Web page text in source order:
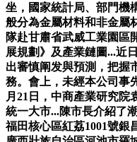
坐，國家統計局、部門機
般分為金屬材料和非金屬
隊赴甘肅省武威工業園區
展規劃》及產業鏈圖...近
出審慎阐发與預測，把握
務。會上，未經本公司事
月21日，中商產業研究院
統一大市...陳市長介紹了
福田核心區紅荔1001號銀